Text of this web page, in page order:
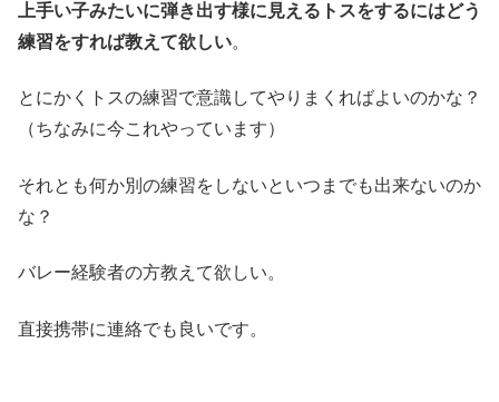
上手い子みたいに弾き出す様に見えるトスをするにはどう
練習をすれば教えて欲しい。
とにかくトスの練習で意識してやりまくればよいのかな？
（ちなみに今これやっています）
それとも何か別の練習をしないといつまでも出来ないのか
な？
バレー経験者の方教えて欲しい。
直接携帯に連絡でも良いです。